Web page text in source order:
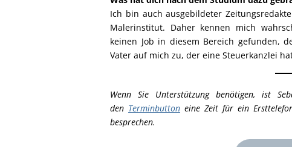
Ich bin auch ausgebildeter
Malerinstitut. Daher kennen mich
keinen Job in diesem Bereich gefunden,
Vater auf mich zu, der eine Steuerkanzlei
Wenn Sie Unterstützung benötigen, ist
den Terminbutton eine Zeit für ein
besprechen.